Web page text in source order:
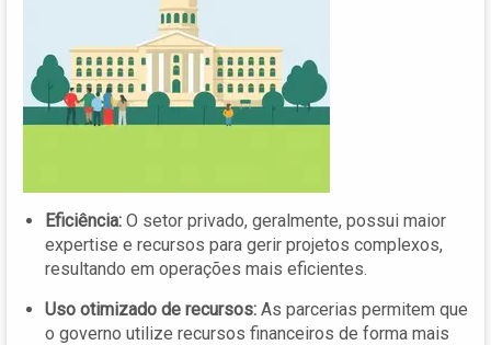
Eficiência: O setor privado, geralmente, possui maior
expertise e recursos para gerir projetos complexos,
resultando em operações mais eficientes.
Uso otimizado de recursos: As parcerias permitem que
o governo utilize recursos financeiros de forma mais